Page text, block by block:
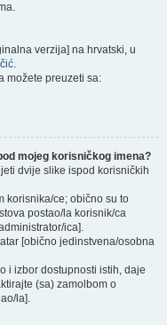
verzija] na hrvatski, u
.
možete preuzeti sa:
mojeg korisničkog imena?
dvije slike ispod korisničkih
korisnika/ce; obično su to
postao/la korisnik/ca
ica].
[obično jedinstvena/osobna
i izbor dostupnosti istih, daje
(sa) zamolbom o
la].